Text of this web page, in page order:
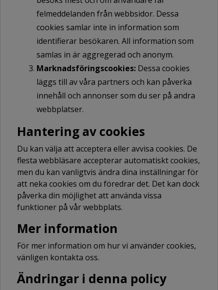
felmeddelanden från webbsidor. Dessa
cookies samlar inte in information som
identifierar besökaren. All information som
samlas in är aggregerad och anonym.
Marknadsföringscookies: Dessa cookies
läggs till av våra partners och kan påverka
innehåll och annonser som du ser på andra
webbplatser.
Hantering av cookies
Du kan välja att acceptera eller avvisa cookies. De
flesta webbläsare accepterar automatiskt cookies,
men du kan vanligtvis ändra dina inställningar för
att neka cookies om du föredrar det. Det kan dock
påverka din möjlighet att använda vissa
funktioner på vår webbplats.
Mer information
För mer information om hur vi använder cookies,
vänligen kontakta oss.
Ändringar i denna policy